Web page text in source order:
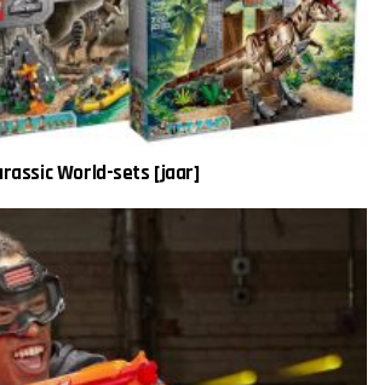
World-sets [jaar]